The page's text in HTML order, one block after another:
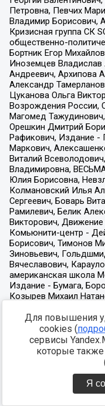
Для повышения
cookies (
сервисы
которые
Я